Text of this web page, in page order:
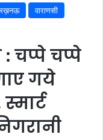
वाराणसी
चप्पे चप्पे
गये